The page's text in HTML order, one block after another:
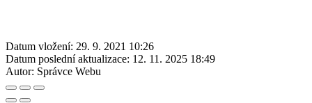
Datum vložení: 29. 9. 2021 10:26
Datum poslední aktualizace: 12. 11. 2025 18:49
Autor: Správce Webu